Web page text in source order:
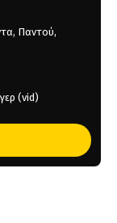
Παντού,
(vid)